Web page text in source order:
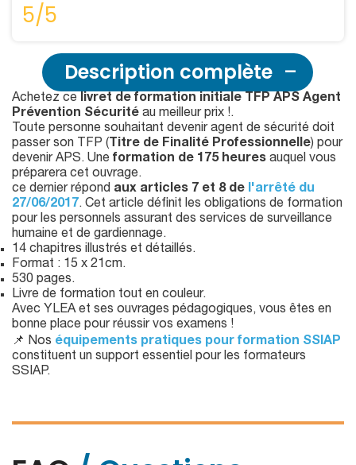
5/5
Description complète
Achetez ce livret de formation initiale TFP APS Agent
Prévention Sécurité au meilleur prix !.
Toute personne souhaitant devenir agent de sécurité doit
passer son TFP ( Titre de Finalité Professionnelle) pour
devenir APS. Une formation de 175 heures auquel vous
préparera cet ouvrage.
ce dernier répond aux articles 7 et 8 de l'arrêté du
27/06/2017. Cet article définit les obligations de formation
pour les personnels assurant des services de surveillance
humaine et de gardiennage.
14 chapitres illustrés et détaillés.
Format : 15 x 21cm.
530 pages.
Livre de formation tout en couleur.
Avec YLEA et ses ouvrages pédagogiques, vous êtes en
bonne place pour réussir vos examens !
📌 Nos équipements pratiques pour formation SSIAP
constituent un support essentiel pour les formateurs
SSIAP.